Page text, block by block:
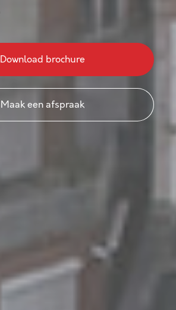
Download brochure
Maak een afspraak